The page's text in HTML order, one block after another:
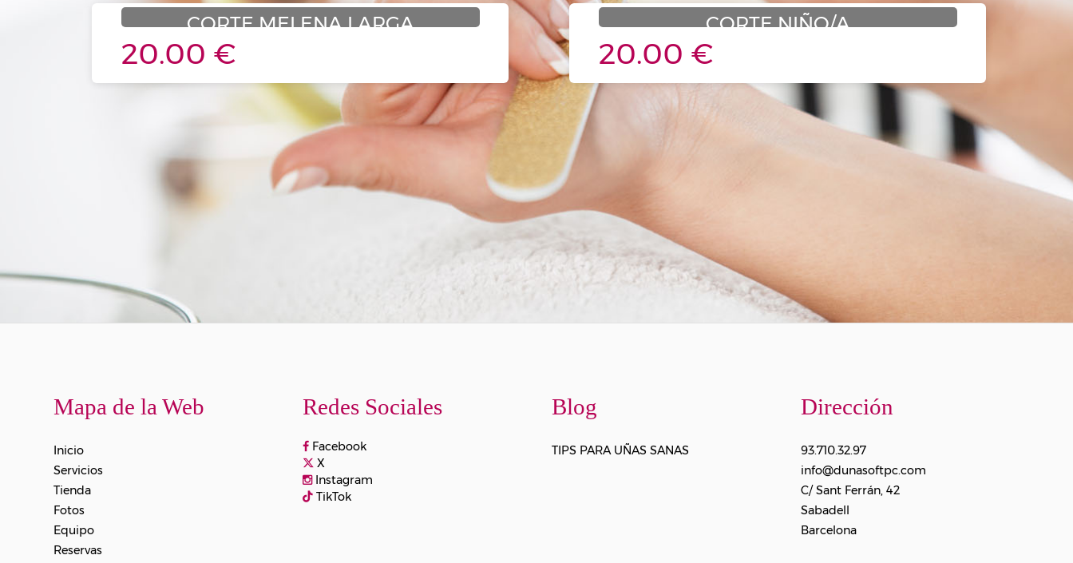
20.00 €
CORTE MELENA LARGA
20.00 €
CORTE NIÑO/A
Mapa de la Web
Inicio
Servicios
Tienda
Fotos
Equipo
Reservas
Redes Sociales
Facebook
X
Instagram
TikTok
Blog
TIPS PARA UÑAS SANAS
Dirección
93.710.32.97
info@dunasoftpc.com
C/ Sant Ferrán, 42
Sabadell
Barcelona